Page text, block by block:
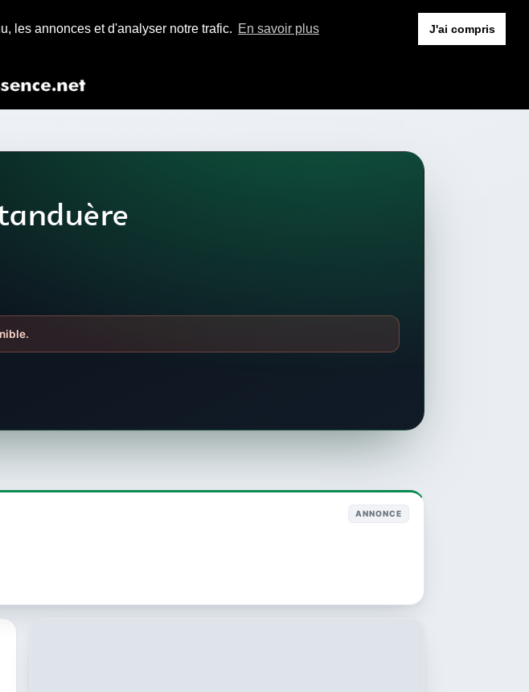
les annonces et d'analyser notre trafic. En savoir plus J'ai compris
ANNONCE